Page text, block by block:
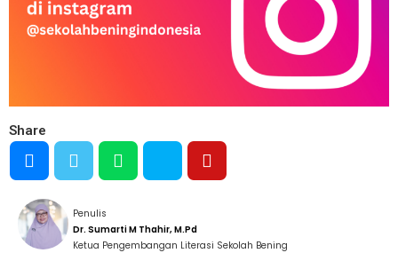
Share
Penulis
Dr. Sumarti M Thahir, M.Pd
Ketua Pengembangan Literasi Sekolah Bening